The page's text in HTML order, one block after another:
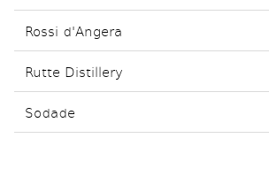
Rossi d'Angera
Rutte Distillery
Sodade